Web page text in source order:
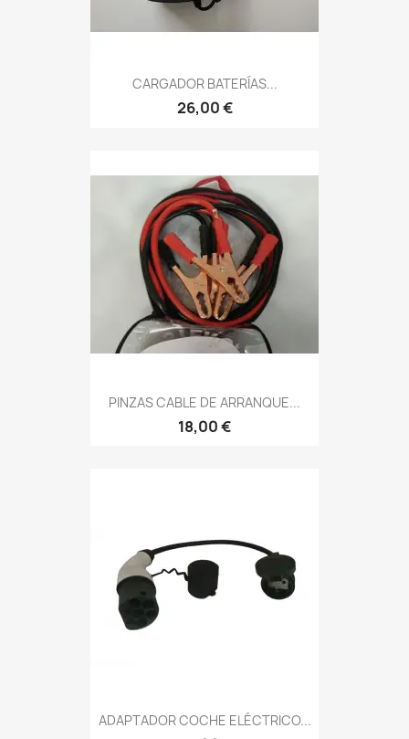
CARGADOR BATERÍAS...
26,00 €
PINZAS CABLE DE ARRANQUE...
18,00 €
ADAPTADOR COCHE ELÉCTRICO...